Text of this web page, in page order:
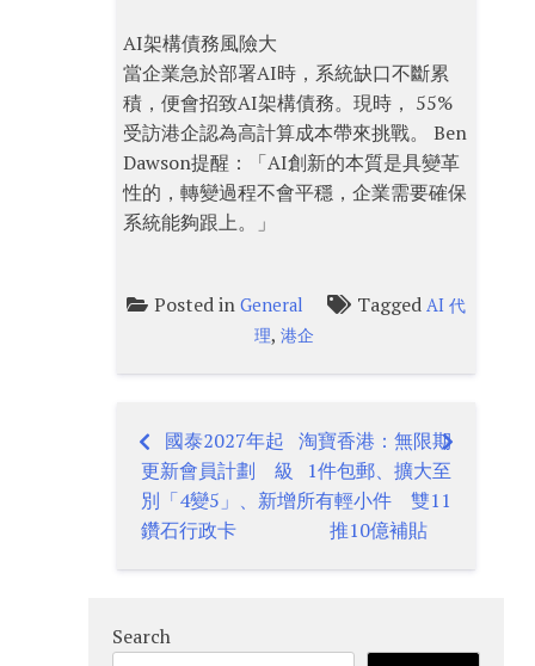
AI架構債務風險大
當企業急於部署AI時，系統缺口不斷累
積，便會招致AI架構債務。現時， 55%
受訪港企認為高計算成本帶來挑戰。 Ben
Dawson提醒：「AI創新的本質是具變革
性的，轉變過程不會平穩，企業需要確保
系統能夠跟上。」
Posted inGeneral TaggedAI 代
理,港企
Post
navigation
國泰2027年起
更新會員計劃 級
別「4變5」、新增
鑽石行政卡
淘寶香港：無限期
1件包郵、擴大至
所有輕小件 雙11
推10億補貼
Search